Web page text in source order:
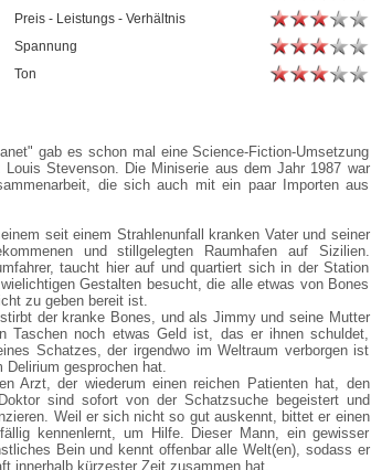
Preis - Leistungs - Verhältnis
Spannung
Ton
gab es schon mal eine Science-Fiction-Umsetzung
Stevenson. Die Miniserie aus dem Jahr 1987 war
die sich auch mit ein paar Importen aus
seit einem Strahlenunfall kranken Vater und seiner
und stillgelegten Raumhafen auf Sizilien.
taucht hier auf und quartiert sich in der Station
Gestalten besucht, die alle etwas von Bones
zu geben bereit ist.
der kranke Bones, und als Jimmy und seine Mutter
Taschen noch etwas Geld ist, das er ihnen schuldet,
Schatzes, der irgendwo im Weltraum verborgen ist
gesprochen hat.
Arzt, der wiederum einen reichen Patienten hat, den
sind sofort von der Schatzsuche begeistert und
Weil er sich nicht so gut auskennt, bittet er einen
kennenlernt, um Hilfe. Dieser Mann, ein gewisser
Bein und kennt offenbar alle Welt(en), sodass er
innerhalb kürzester Zeit zusammen hat.